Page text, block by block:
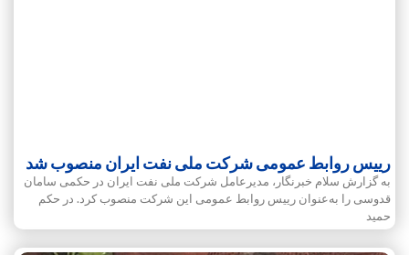
رییس روابط عمومی شرکت ملی نفت ایران منصوب شد
به گزارش سلام خبرنگار، مدیرعامل شرکت ملی نفت ایران در حکمی سامان
قدوسی را به‌عنوان رییس روابط عمومی این شرکت منصوب کرد. در حکم
حمید